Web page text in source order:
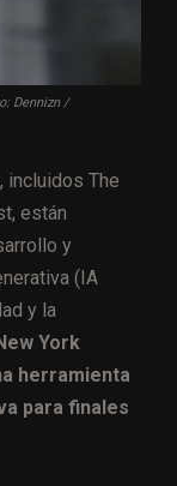
Dennizn /
incluidos The
están
y
(IA
y la
York
herramienta
para finales